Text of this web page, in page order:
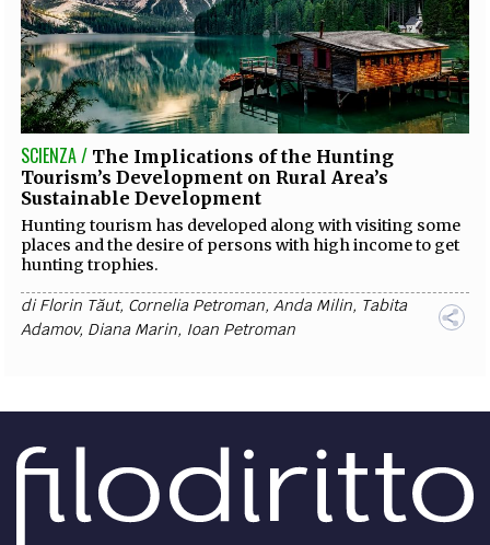
SCIENZA / The Implications of the Hunting
Tourism’s Development on Rural Area’s
Sustainable Development
Hunting tourism has developed along with visiting some
places and the desire of persons with high income to get
hunting trophies.
diFlorin Tăut, Cornelia Petroman,Anda Milin, Tabita
Adamov, Diana Marin, Ioan Petroman